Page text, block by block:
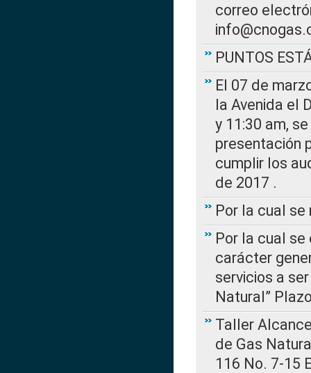
correo
PUNTOS
El 07 de
la Avenida el
y 11:30 am,
presentación
cumplir los
de 2017 .
Por la cual se
Por la cual
carácter
servicios a
Natural”
Taller
de Gas
116 No. 7-15